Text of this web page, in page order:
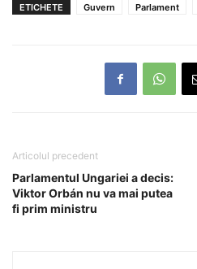
ETICHETE Guvern Parlament
Articolul precedent
Parlamentul Ungariei a decis:
Viktor Orbán nu va mai putea
fi prim ministru